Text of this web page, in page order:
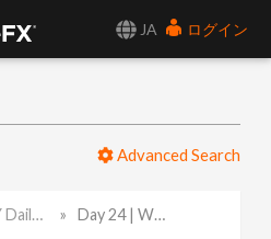
JA
ログイン
Advanced Search
Day 24 | Worlds: Ancient